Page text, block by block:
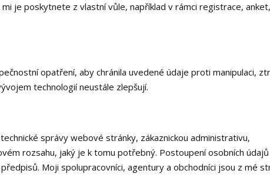
je poskytnete z vlastní vůle, například v rámci registrace, anket,
opatření, aby chránila uvedené údaje proti manipulaci,
technologií neustále zlepšují.
správy webové stránky, zákaznickou administrativu,
rozsahu, jaký je k tomu potřebný. Postoupení osobních údajů
Moji spolupracovníci, agentury a obchodníci jsou z mé